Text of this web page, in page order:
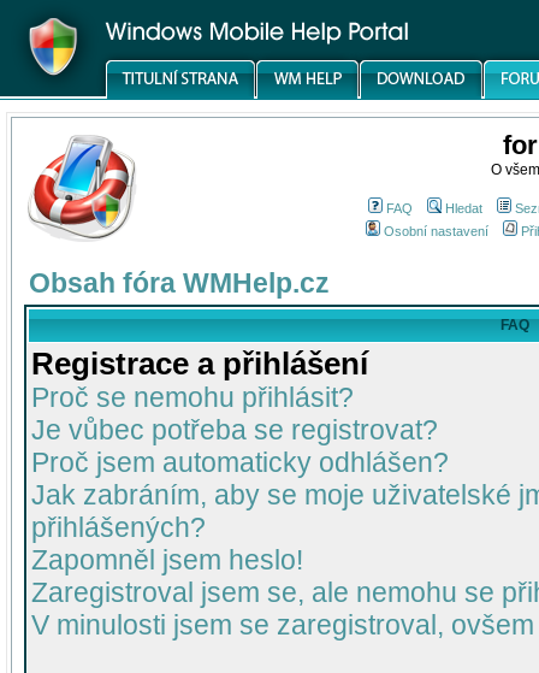
O
FAQ Hledat
Osobní nastavení
Obsah fóra WMHelp.cz
FAQ
Registrace a přihlášení
Proč se nemohu přihlásit?
Je vůbec potřeba se registrovat?
Proč jsem automaticky odhlášen?
Jak zabráním, aby se moje uživatelské
přihlášených?
Zapomněl jsem heslo!
Zaregistroval jsem se, ale nemohu se
V minulosti jsem se zaregistroval,